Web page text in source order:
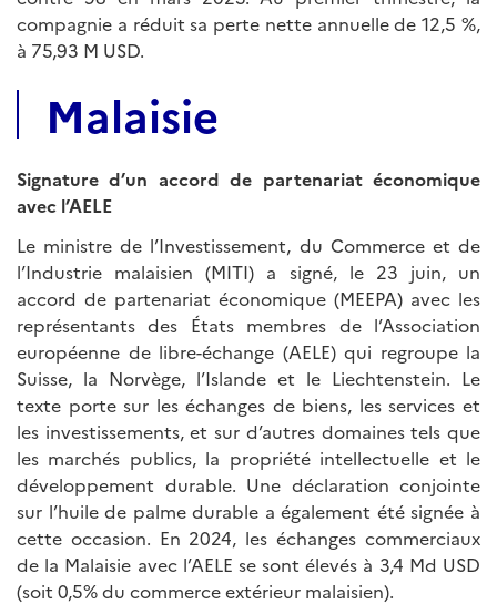
compagnie a réduit sa perte nette annuelle de 12,5 %,
à 75,93 M USD.
Malaisie
Signature d’un accord de partenariat économique
avec l’AELE
Le ministre de l’Investissement, du Commerce et de
l’Industrie malaisien (MITI) a signé, le 23 juin, un
accord de partenariat économique (MEEPA) avec les
représentants des États membres de l’Association
européenne de libre-échange (AELE) qui regroupe la
Suisse, la Norvège, l’Islande et le Liechtenstein. Le
texte porte sur les échanges de biens, les services et
les investissements, et sur d’autres domaines tels que
les marchés publics, la propriété intellectuelle et le
développement durable. Une déclaration conjointe
sur l’huile de palme durable a également été signée à
cette occasion. En 2024, les échanges commerciaux
de la Malaisie avec l’AELE se sont élevés à 3,4 Md USD
(soit 0,5% du commerce extérieur malaisien).